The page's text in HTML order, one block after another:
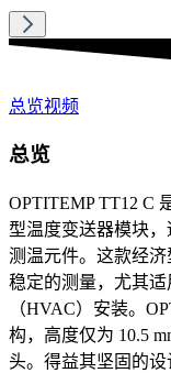
总览视频
总览
OPTITEMP TT12 C
型温度变送器模块，
测温元件。这款经
稳定的测量，尤其
（HVAC）安装。
构，高度仅为 10.5
头。得益其坚固的设